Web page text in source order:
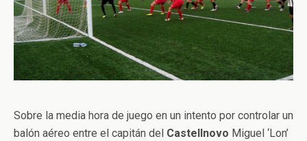
Sobre la media hora de juego en un intento por controlar un
balón aéreo entre el capitán del Castellnovo Miguel ‘Lon’